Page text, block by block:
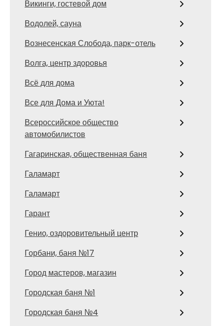
Викинги, гостевой дом
Водолей, сауна
Вознесенская Слобода, парк-отель
Волга, центр здоровья
Всё для дома
Все для Дома и Уюта!
Всероссийское общество
автомобилистов
Гагаринская, общественная баня
Галамарт
Галамарт
Гарант
Генио, оздоровительный центр
Горбани, баня №17
Город мастеров, магазин
Городская баня №1
Городская баня №4